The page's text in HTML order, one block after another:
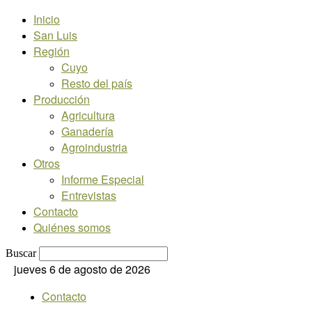
Inicio
San Luis
Región
Cuyo
Resto del país
Producción
Agricultura
Ganadería
Agroindustria
Otros
Informe Especial
Entrevistas
Contacto
Quiénes somos
Buscar
jueves 6 de agosto de 2026
Contacto